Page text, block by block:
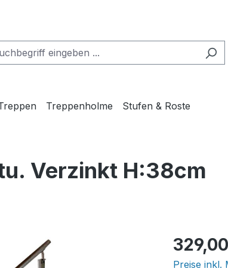
Treppenholme Stufen & Roste
Verzinkt H:38cm
Regulärer
Preise inkl.